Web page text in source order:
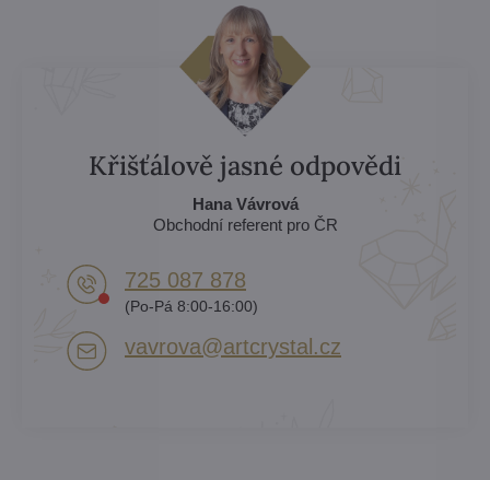
Křišťálově jasné odpovědi
Hana Vávrová
Obchodní referent pro ČR
725 087 878​
(Po-Pá 8:00-16:00)
vavrova​@artcrystal​.cz